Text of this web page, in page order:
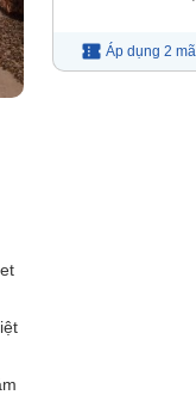
Áp dụng 2 mã